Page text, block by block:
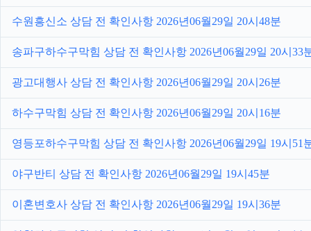
수원흥신소 상담 전 확인사항 2026년06월29일 20시48분
송파구하수구막힘 상담 전 확인사항 2026년06월29일 20시33
광고대행사 상담 전 확인사항 2026년06월29일 20시26분
하수구막힘 상담 전 확인사항 2026년06월29일 20시16분
영등포하수구막힘 상담 전 확인사항 2026년06월29일 19시51
야구반티 상담 전 확인사항 2026년06월29일 19시45분
이혼변호사 상담 전 확인사항 2026년06월29일 19시36분